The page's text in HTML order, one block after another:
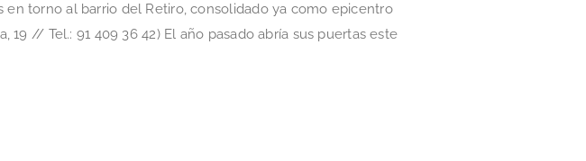
torno al barrio del Retiro, consolidado ya como epicentro
// Tel.: 91 409 36 42) El año pasado abría sus puertas este